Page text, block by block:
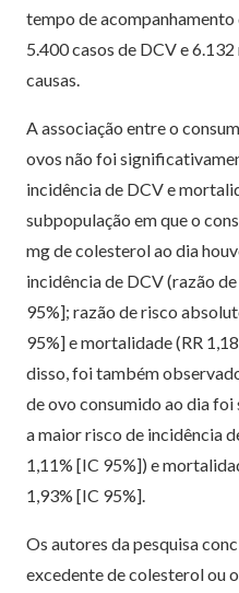
tempo de
5.400 casos de DCV e
causas.
A associação entre o
ovos não foi
incidência de DCV e
subpopulação em que o
mg de colesterol ao dia
incidência de DCV (razão
95%]; razão de risco
95%] e mortalidade (RR
disso, foi também
de ovo consumido ao dia
a maior risco de incidência
1,11% [IC 95%]) e
1,93% [IC 95%].
Os autores da pesquisa
excedente de colesterol ou